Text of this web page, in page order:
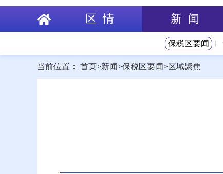
区 情 新 闻
保税区要闻
当前位置： 首页>新闻>保税区要闻>区域聚焦